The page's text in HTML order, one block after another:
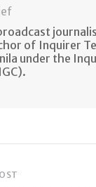
of Inquirer
under the